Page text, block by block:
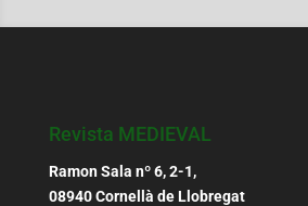
Revista MEDIEVAL
Ramon Sala nº 6, 2-1,
08940 Cornellà de Llobregat